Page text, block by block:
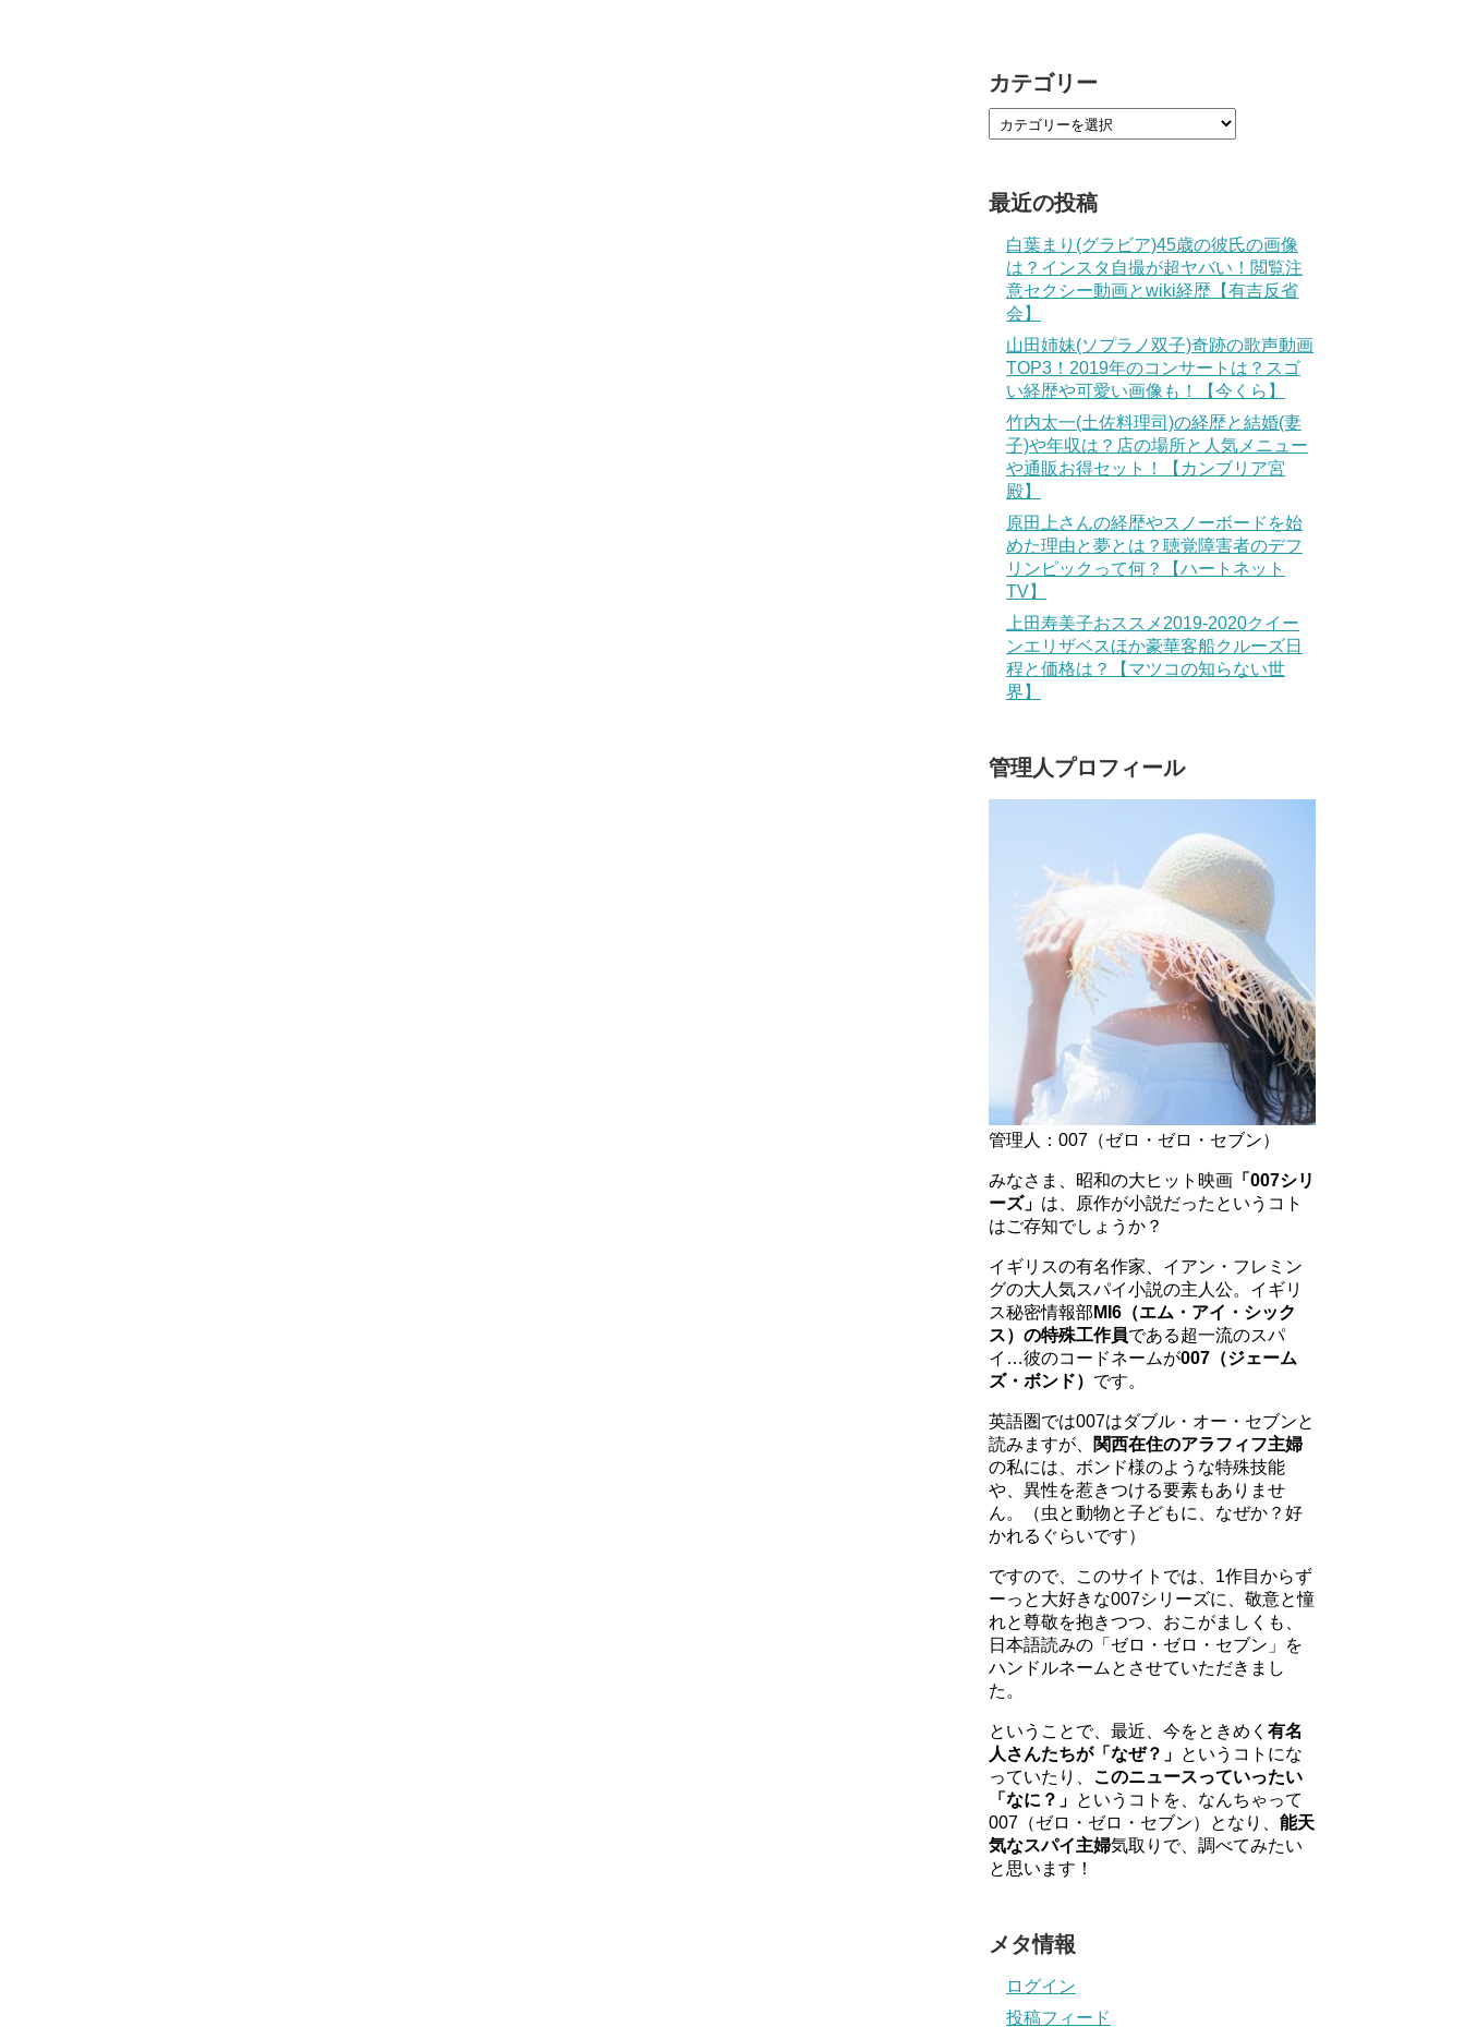
カテゴリー
最近の投稿
白葉まり(グラビア)45歳の彼氏の画像
は？インスタ自撮が超ヤバい！閲覧注
意セクシー動画とwiki経歴【有吉反省
会】
山田姉妹(ソプラノ双子)奇跡の歌声動画
TOP3！2019年のコンサートは？スゴ
い経歴や可愛い画像も！【今くら】
竹内太一(土佐料理司)の経歴と結婚(妻
子)や年収は？店の場所と人気メニュー
や通販お得セット！【カンブリア宮
殿】
原田上さんの経歴やスノーボードを始
めた理由と夢とは？聴覚障害者のデフ
リンピックって何？【ハートネット
TV】
上田寿美子おススメ2019-2020クイー
ンエリザベスほか豪華客船クルーズ日
程と価格は？【マツコの知らない世
界】
管理人プロフィール
管理人：007（ゼロ・ゼロ・セブン）
みなさま、昭和の大ヒット映画 「007シリ
ーズ」 は、原作が小説だったというコト
はご存知でしょうか？
イギリスの有名作家、イアン・フレミン
グの大人気スパイ小説の主人公。イギリ
ス秘密情報部 MI6（エム・アイ・シック
ス）の特殊工作員である超一流のスパ
イ…彼のコードネームが007（ジェーム
ズ・ボンド） です。
英語圏では007はダブル・オー・セブンと
読みますが、
関西在住のアラフィフ主婦
の私には、ボンド様のような特殊技能
や、異性を惹きつける要素もありませ
ん。（虫と動物と子どもに、なぜか？好
かれるぐらいです）
ですので、このサイトでは、1作目からず
ーっと大好きな007シリーズに、敬意と憧
れと尊敬を抱きつつ、おこがましくも、
日本語読みの「ゼロ・ゼロ・セブン」を
ハンドルネームとさせていただきまし
た。
ということで、最近、今をときめく 有名
人さんたちが「なぜ？」 というコトにな
っていたり、 このニュースっていったい
「なに？」 というコトを、なんちゃって
007（ゼロ・ゼロ・セブン）となり、 能天
気なスパイ主婦気取りで、調べてみたい
と思います！
メタ情報
ログイン
投稿フィード